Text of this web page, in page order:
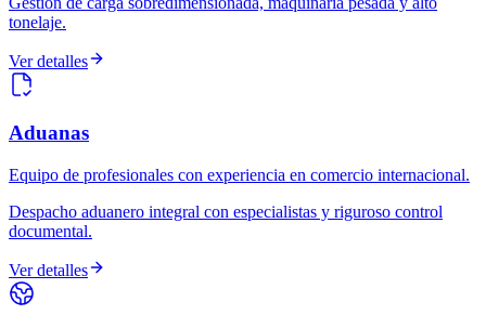
tonelaje.
Ver detalles
Aduanas
Equipo de profesionales con experiencia en comercio internacional.
Despacho aduanero integral con especialistas y riguroso control
documental.
Ver detalles